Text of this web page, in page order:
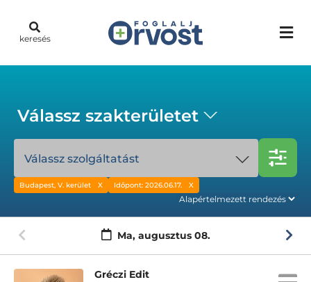
keresés
Válassz szakterületet
Válassz szolgáltatást
Budapest, V. kerület Időpont: 2026.06.17.
Ma, augusztus 08.
Gréczi Edit